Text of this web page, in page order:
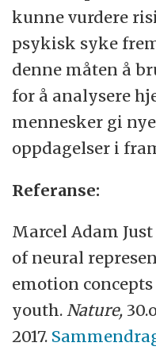
kunne vurdere
psykisk syke
denne måten å
for å analysere
mennesker gi
oppdagelser i
Referanse:
Marcel Adam
of neural
emotion
youth.Nature,
2017.